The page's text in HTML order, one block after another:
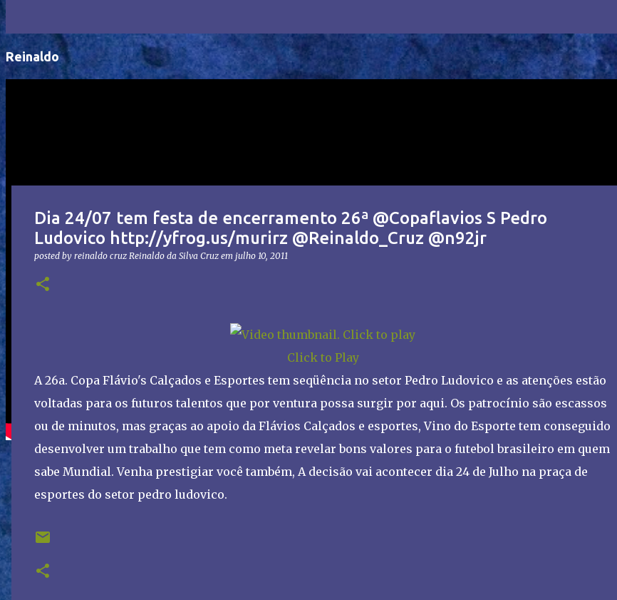
Reinaldo
Dia 24/07 tem festa de encerramento 26ª @Copaflavios S Pedro
Ludovico http://yfrog.us/murirz @Reinaldo_Cruz @n92jr
posted by reinaldo cruz Reinaldo da Silva Cruz em julho 10, 2011
Click to Play
A 26a. Copa Flávio's Calçados e Esportes tem seqüência no setor Pedro Ludovico e as atenções estão
voltadas para os futuros talentos que por ventura possa surgir por aqui. Os patrocínio são escassos
ou de minutos, mas graças ao apoio da Flávios Calçados e esportes, Vino do Esporte tem conseguido
desenvolver um trabalho que tem como meta revelar bons valores para o futebol brasileiro em quem
sabe Mundial. Venha prestigiar você também, A decisão vai acontecer dia 24 de Julho na praça de
esportes do setor pedro ludovico.